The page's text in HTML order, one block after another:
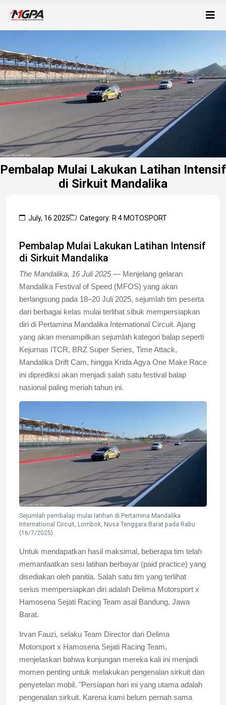
Pembalap Mulai Lakukan Latihan Intensif
di Sirkuit Mandalika
July, 16 2025 Category: R 4 MOTOSPORT
Pembalap Mulai Lakukan Latihan Intensif
di Sirkuit Mandalika
The Mandalika, 16 Juli 2025 — Menjelang gelaran
Mandalika Festival of Speed (MFOS) yang akan
berlangsung pada 18–20 Juli 2025, sejumlah tim peserta
dari berbagai kelas mulai terlihat sibuk mempersiapkan
diri di Pertamina Mandalika International Circuit. Ajang
yang akan menampilkan sejumlah kategori balap seperti
Kejurnas ITCR, BRZ Super Series, Time Attack,
Mandalika Drift Cam, hingga Krida Agya One Make Race
ini diprediksi akan menjadi salah satu festival balap
nasional paling meriah tahun ini.
Sejumlah pembalap mulai latihan di Pertamina Mandalika
International Circuit, Lombok, Nusa Tenggara Barat pada Rabu
(16/7/2025).
Untuk mendapatkan hasil maksimal, beberapa tim telah
memanfaatkan sesi latihan berbayar (paid practice) yang
disediakan oleh panitia. Salah satu tim yang terlihat
serius mempersiapkan diri adalah Delima Motorsport x
Hamosena Sejati Racing Team asal Bandung, Jawa
Barat.
Irvan Fauzi, selaku Team Director dari Delima
Motorsport x Hamosena Sejati Racing Team,
menjelaskan bahwa kunjungan mereka kali ini menjadi
momen penting untuk melakukan pengenalan sirkuit dan
penyetelan mobil. "Persiapan hari ini yang utama adalah
pengenalan sirkuit. Karena kami belum pernah sama